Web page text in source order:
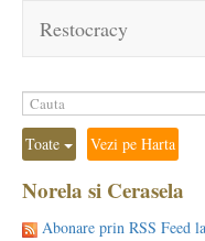
Restocracy
Toate Vezi pe Harta
Norela si Cerasela
Abonare prin RSS Feed